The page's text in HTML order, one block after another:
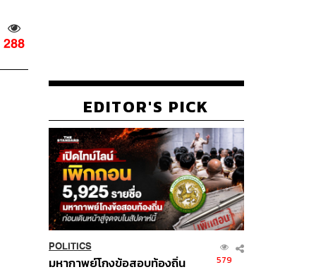
288
EDITOR'S PICK
POLITICS
มหากาพย์โกงข้อสอบท้องถิ่น
579